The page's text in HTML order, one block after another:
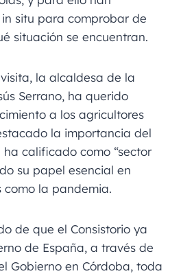
situ para comprobar de
situación se encuentran.
la alcaldesa de la
Serrano, ha querido
a los agricultores
la importancia del
calificado como “sector
su papel esencial en
como la pandemia.
de que el Consistorio ya
de España, a través de
Gobierno en Córdoba, toda